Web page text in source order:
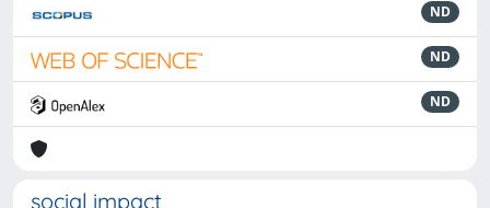
ND
ND
ND
social impact